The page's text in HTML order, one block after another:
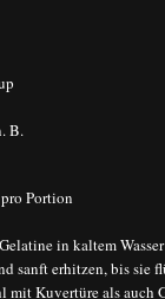
B.
Portion
Gelatine in kaltem Wasser
sanft erhitzen, bis sie
mit Kuvertüre als auch